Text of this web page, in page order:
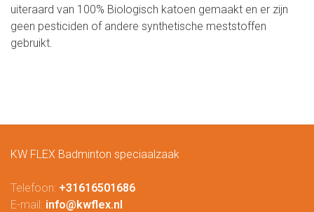
uiteraard van 100% Biologisch katoen gemaakt en er zijn
geen pesticiden of andere synthetische meststoffen
gebruikt.
KW FLEX Badminton speciaalzaak
Telefoon: +31616501686
E-mail: info@kwflex.nl